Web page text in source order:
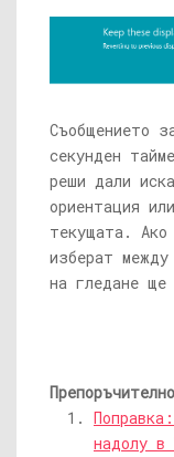
Съобщението
секунден
реши дали
ориентация
текущата. Ако
изберат
на гледане ще
надолу в